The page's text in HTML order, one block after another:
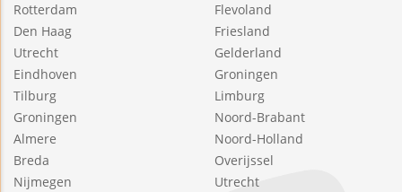
Rotterdam
Den Haag
Utrecht
Eindhoven
Tilburg
Groningen
Almere
Breda
Nijmegen
Flevoland
Friesland
Gelderland
Groningen
Limburg
Noord-Brabant
Noord-Holland
Overijssel
Utrecht